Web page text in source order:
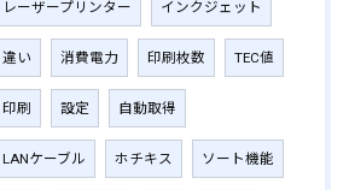
レーザープリンター インクジェット
違い 消費電力 印刷枚数 TEC値
印刷 設定 自動取得
LANケーブル ホチキス ソート機能